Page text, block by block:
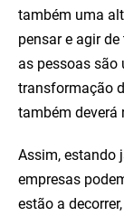
também uma
pensar e agir
as pessoas
transformação
também deverá
Assim, estando
empresas
estão a